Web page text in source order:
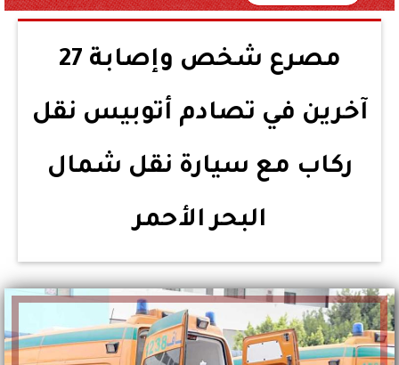
مصرع شخص وإصابة 27
آخرين في تصادم أتوبيس نقل
ركاب مع سيارة نقل شمال
البحر الأحمر